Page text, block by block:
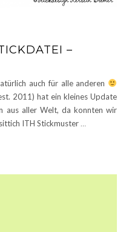
–
auch für alle anderen
2011) hat ein kleines Update
aus aller Welt, da konnten wir
ITH Stickmuster …